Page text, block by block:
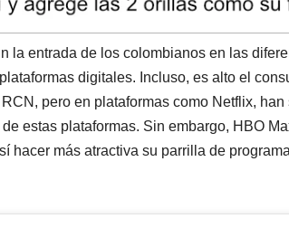
la entrada de los colombianos en las
digitales. Incluso, es alto el
pero en plataformas como Netflix,
estas plataformas. Sin embargo, HBO
hacer más atractiva su parrilla de